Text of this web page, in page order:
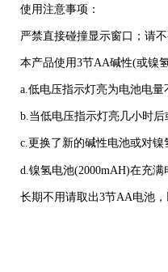
使用注意事项：
严禁直接碰撞显示窗口；请
本产品使用3节AA碱性(或镍
a.低电压指示灯亮为电池电
b.当低电压指示灯亮几小时
c.更换了新的碱性电池或对
d.镍氢电池(2000mAH)在充
长期不用请取出3节AA电池